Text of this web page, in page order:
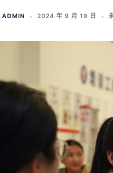
ADMIN 2024 年 9 月 19 日